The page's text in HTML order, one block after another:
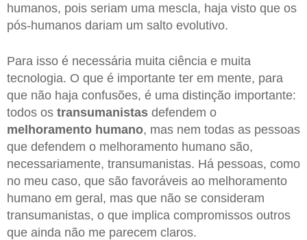
humanos, pois seriam uma mescla, haja visto que os
pós-humanos dariam um salto evolutivo.
Para isso é necessária muita ciência e muita
tecnologia. O que é importante ter em mente, para
que não haja confusões, é uma distinção importante:
todos os transumanistas defendem o
melhoramento humano, mas nem todas as pessoas
que defendem o melhoramento humano são,
necessariamente, transumanistas. Há pessoas, como
no meu caso, que são favoráveis ao melhoramento
humano em geral, mas que não se consideram
transumanistas, o que implica compromissos outros
que ainda não me parecem claros.